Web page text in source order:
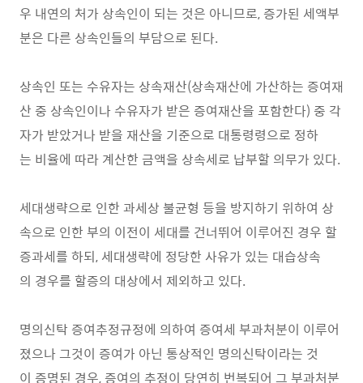
우 내연의 처가 상속인이 되는 것은 아니므로, 증가된 세액부
분은 다른 상속인들의 부담으로 된다.
상속인 또는 수유자는 상속재산(상속재산에 가산하는 증여재
산 중 상속인이나 수유자가 받은 증여재산을 포함한다) 중 각
자가 받았거나 받을 재산을 기준으로 대통령령으로 정하
는 비율에 따라 계산한 금액을 상속세로 납부할 의무가 있다.
세대생략으로 인한 과세상 불균형 등을 방지하기 위하여 상
속으로 인한 부의 이전이 세대를 건너뛰어 이루어진 경우 할
증과세를 하되, 세대생략에 정당한 사유가 있는 대습상속
의 경우를 할증의 대상에서 제외하고 있다.
명의신탁 증여추정규정에 의하여 증여세 부과처분이 이루어
졌으나 그것이 증여가 아닌 통상적인 명의신탁이라는 것
이 증명된 경우, 증여의 추정이 당연히 번복되어 그 부과처분